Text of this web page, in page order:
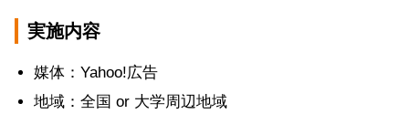
実施内容
媒体：Yahoo!広告
地域：全国 or 大学周辺地域